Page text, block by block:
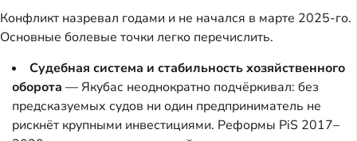
Конфликт назревал годами и не начался в марте 2025-го.
Основные болевые точки легко перечислить.
Судебная система и стабильность хозяйственного
оборота — Якубас неоднократно подчёркивал: без
предсказуемых судов ни один предприниматель не
рискнёт крупными инвестициями. Реформы PiS 2017–